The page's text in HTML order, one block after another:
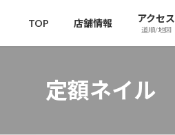
TOP 店舗情報 アクセス
道順/地図
定額ネイル